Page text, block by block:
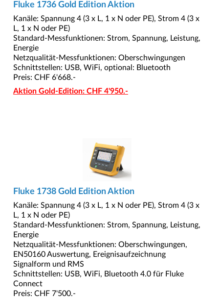
Fluke 1736 Gold Edition Aktion
Kanäle: Spannung 4 (3 x L, 1 x N oder PE), Strom 4 (3 x
L, 1 x N oder PE)
Standard-Messfunktionen: Strom, Spannung, Leistung,
Energie
Netzqualität-Messfunktionen: Oberschwingungen
Schnittstellen: USB, WiFi, optional: Bluetooth
Preis: CHF 6'668.-
Aktion Gold-Edition: CHF 4'950.-
Fluke 1738 Gold Edition Aktion
Kanäle: Spannung 4 (3 x L, 1 x N oder PE), Strom 4 (3 x
L, 1 x N oder PE)
Standard-Messfunktionen: Strom, Spannung, Leistung,
Energie
Netzqualität-Messfunktionen: Oberschwingungen,
EN50160 Auswertung, Ereignisaufzeichnung
Signalform und RMS
Schnittstellen: USB, WiFi, Bluetooth 4.0 für Fluke
Connect
Preis: CHF 7'500.-